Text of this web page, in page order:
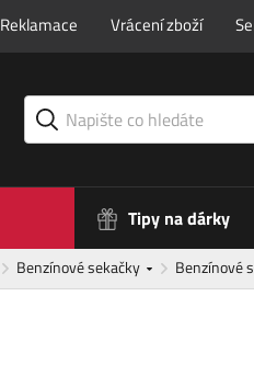
Reklamace Vrácení zboží
Tipy na dárky
Benzínové sekačky Benzínové